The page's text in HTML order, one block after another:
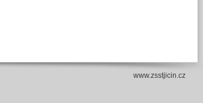
www.zsstjicin.cz